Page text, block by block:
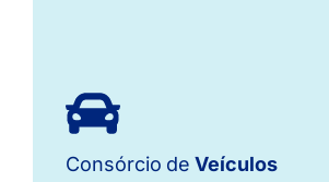
Consórcio de Veículos